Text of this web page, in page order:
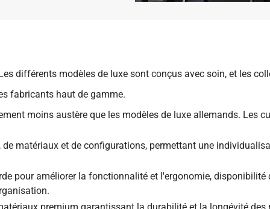
différents modèles de luxe sont conçus avec soin, et les
fabricants haut de gamme.
moins austère que les modèles de luxe allemands. Les
matériaux et de configurations, permettant une
pour améliorer la fonctionnalité et l'ergonomie, disponibilité